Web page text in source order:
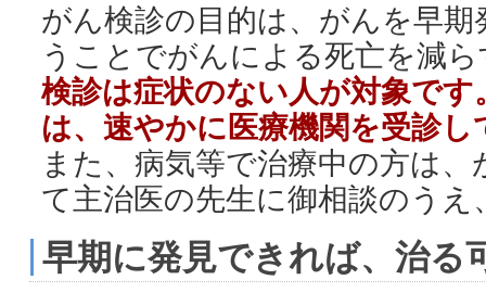
がん検診の目的は、がんを早
うことでがんによる死亡を減
検診は症状のない人が対象で
は、速やかに医療機関を受診し
また、病気等で治療中の方は
て主治医の先生に御相談のう
早期に発見できれば、治る